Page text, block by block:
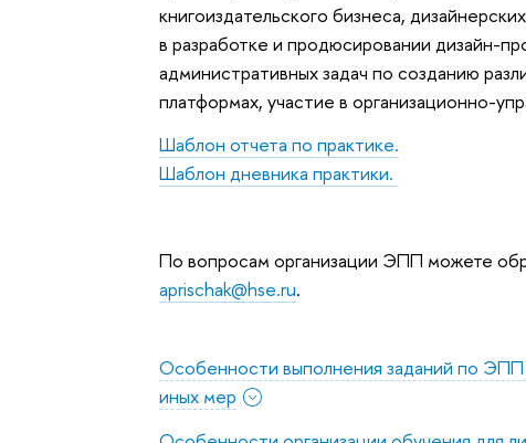
книгоиздательского бизнеса,
в разработке и продюсировании дизайн-
административных задач по созданию
платформах, участие в организационно-
Шаблон отчета по практике.
Шаблон дневника практики.
По вопросам организации ЭПП можете
aprischak@hse.ru.
Особенности выполнения заданий по ЭПП
иных мер